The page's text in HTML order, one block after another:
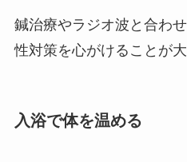
鍼治療やラジオ波と合わ
性対策を心がけることが大
入浴で体を温める